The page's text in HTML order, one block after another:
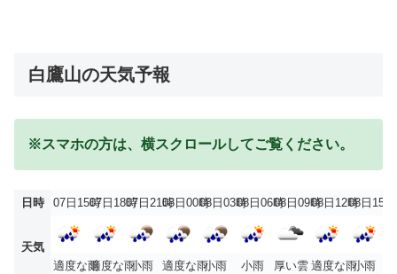
白鷹山の天気予報
※スマホの方は、横スクロールしてご覧ください。
日時 07日15時07日18時07日21時08日00時08日03時08日06時08日09時08日12時08日15時
天気
適度な雨適度な雨小雨 適度な雨小雨 小雨 厚い雲 適度な雨小雨